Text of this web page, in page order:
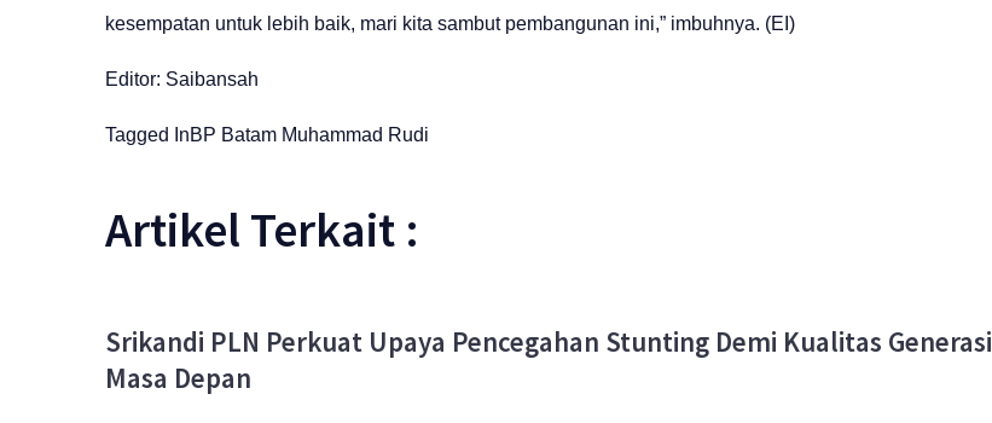
kesempatan untuk lebih baik, mari kita sambut pembangunan ini,” imbuhnya. (EI)
Editor: Saibansah
Tagged InBP Batam Muhammad Rudi
Artikel Terkait :
Srikandi PLN Perkuat Upaya Pencegahan Stunting Demi Kualitas Generasi
Masa Depan